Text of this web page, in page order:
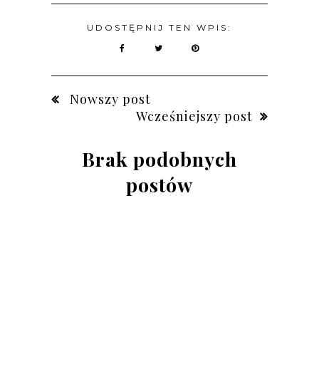
UDOSTĘPNIJ TEN WPIS:
Nowszy post
Wcześniejszy post
Brak podobnych
postów